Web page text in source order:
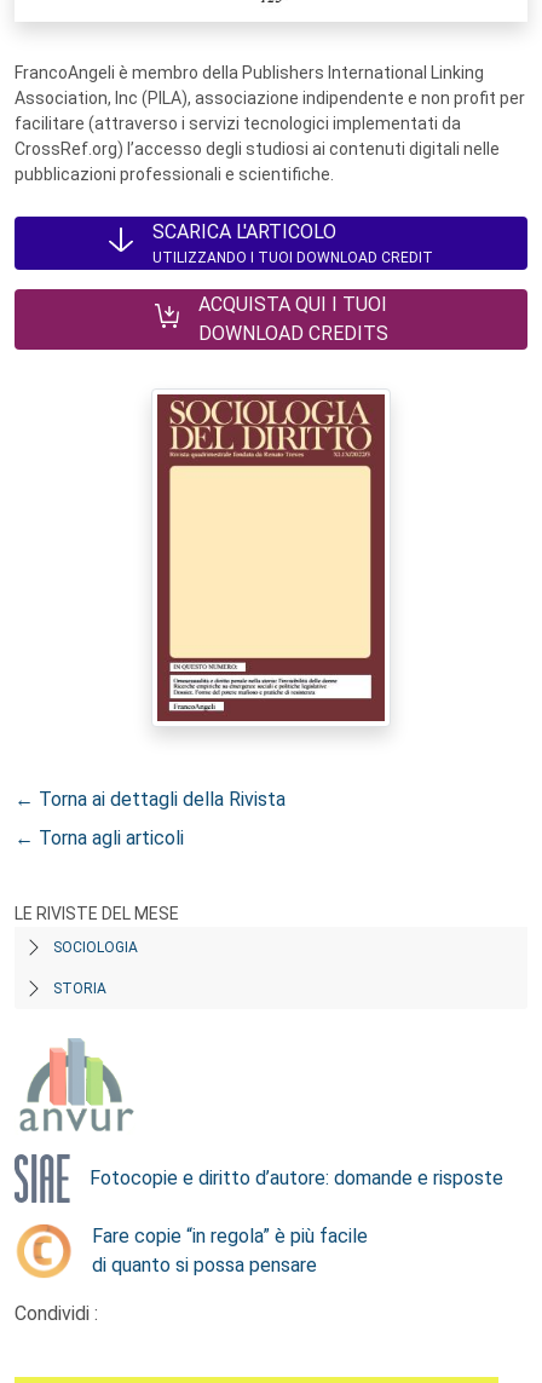
FrancoAngeli è membro della Publishers International Linking
Association, Inc (PILA), associazione indipendente e non profit per
facilitare (attraverso i servizi tecnologici implementati da
CrossRef.org) l’accesso degli studiosi ai contenuti digitali nelle
pubblicazioni professionali e scientifiche.
SCARICA L'ARTICOLO
UTILIZZANDO I TUOI DOWNLOAD CREDIT
ACQUISTA QUI I TUOI
DOWNLOAD CREDITS
← Torna ai dettagli della Rivista
← Torna agli articoli
LE RIVISTE DEL MESE
SOCIOLOGIA
STORIA
Fotocopie e diritto d’autore: domande e risposte
Fare copie “in regola” è più facile
di quanto si possa pensare
Condividi :